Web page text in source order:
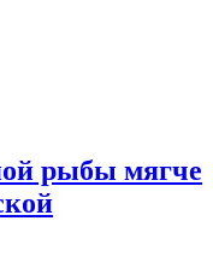
рыбы мягче